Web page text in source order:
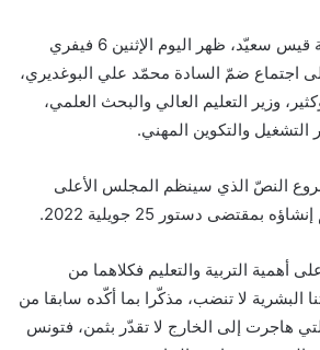
أشرف رئيس الجمهورية قيس سعيّد، ظهر اليوم الإثنين 6 فيفري
على اجتماع ضمّ السادة محمّد علي البوغديري،
وزير التعليم العالي والبحث العلمي،
التشغيل والتكوين المهني.
النصّ الذي سينظم المجلس الأعلى
بمقتضى دستور 25 جويلية 2022.
أهمية التربية والتعليم فكلاهما من
البشرية لا تنضب، مذكّرا بما أكّده سابقا من
هاجرت إلى الخارج لا تقدّر بثمن، فتونس